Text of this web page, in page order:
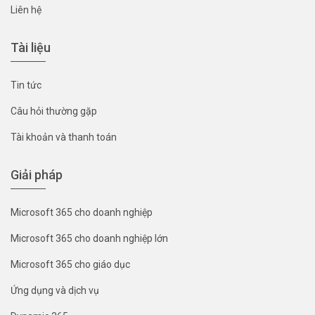
Liên hệ
Tài liệu
Tin tức
Câu hỏi thường gặp
Tài khoản và thanh toán
Giải pháp
Microsoft 365 cho doanh nghiệp
Microsoft 365 cho doanh nghiệp lớn
Microsoft 365 cho giáo dục
Ứng dụng và dịch vụ